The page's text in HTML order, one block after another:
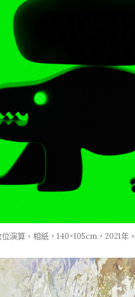
演算、相紙，140×105cm，2021年。